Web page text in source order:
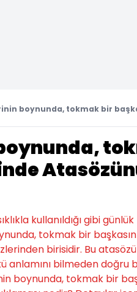
boynunda, tokmak bir
kullanıldığı gibi
tokmak bir
birisidir. Bu
anlamını bilmeden doğru
boynunda, tokmak bir